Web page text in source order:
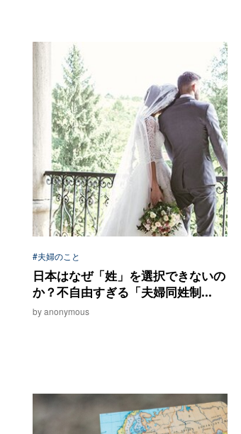
#夫婦のこと
日本はなぜ「姓」を選択できないの
か？不自由すぎる「夫婦同姓制...
by anonymous